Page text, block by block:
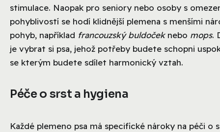
stimulace. Naopak pro seniory nebo osoby s
pohyblivostí se hodí klidnější plemena s menšími
pohyb, například francouzský buldočeknebo mops.
je vybrat si psa, jehož potřeby budete schopni
se kterým budete sdílet harmonický vztah.
Péče o srst a hygiena
Každé plemeno psa má specifické nároky na péči o